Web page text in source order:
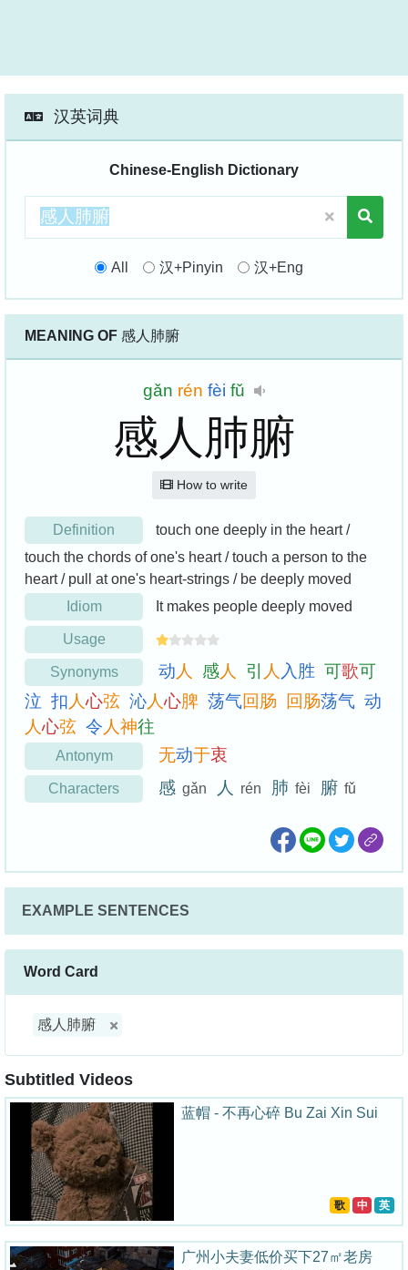
汉英词典
Chinese-English Dictionary
All 汉+Pinyin 汉+Eng
MEANING OF 感人肺腑
gǎn rén fèi fǔ
感人肺腑
How to write
Definition
touch one deeply in the heart /
touch the chords of one's heart / touch a person to the
heart / pull at one's heart-strings / be deeply moved
Idiom
It makes people deeply moved
Usage
Synonyms 动 人 感人 引 人 入 胜 可歌可
泣 扣 人心弦 沁人心脾 荡气回 肠 回 肠荡气 动
人心弦 令 人神往
Antonym 无动于衷
Characters 感 gǎn 人 rén 肺 fèi 腑 fǔ
EXAMPLE SENTENCES
Word Card
感人肺腑
Subtitled Videos
蓝帽 - 不再心碎 Bu Zai Xin Sui
歌 中 英
广州小夫妻低价买下27㎡老房